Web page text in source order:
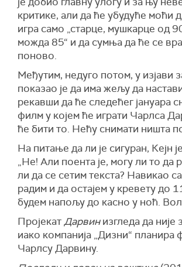
критике, али да ће убудуће моћи
игра само „старце, мушкарце од
можда 85“ и да сумња да ће се
поново.
Међутим, недуго потом, у изјави
показао је да има жељу да
рекавши да ће следећег јануара
филм у којем ће играти Чарлса
ће бити то. Нећу снимати ништа
На питање да ли је сигуран, Кејн
„Не! Али поента је, могу ли то да
ли да се сетим текста? Навикао
радим и да остајем у кревету до
будем напољу до касно у ноћ.
ПројекатДарвинизгледа да није
иако компанија „Дизни“ планира
Чарлсу Дарвину.